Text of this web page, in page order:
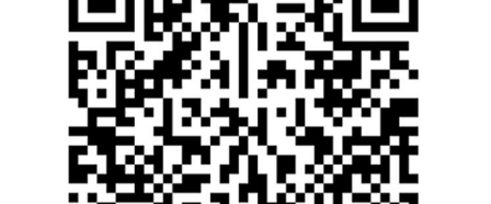
Kişisel Verilerin Korunması
YTM - Zamanaşımına Uğrayacak Emanet ve
Alacaklar
Kamuyu Aydınlatma Esaslarına İlişkin Duyuru